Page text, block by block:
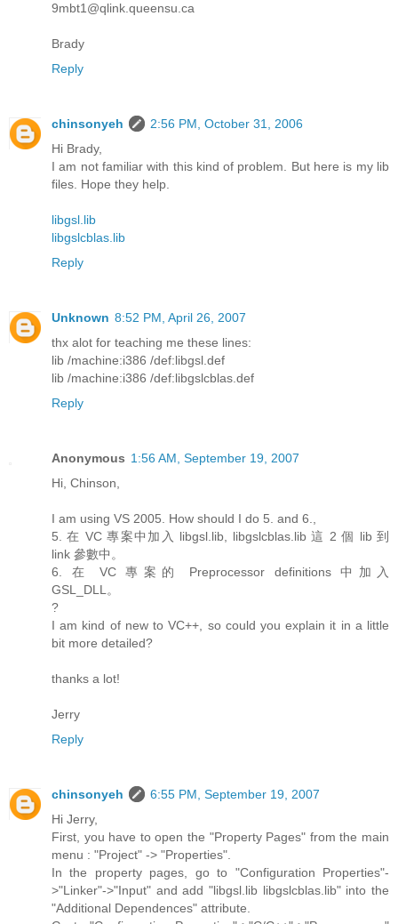
9mbt1@qlink.queensu.ca
Brady
Reply
chinsonyeh
2:56 PM, October 31, 2006
Hi Brady,
I am not familiar with this kind of problem. But here is my lib
files. Hope they help.
libgsl.lib
libgslcblas.lib
Reply
Unknown 8:52 PM, April 26, 2007
thx alot for teaching me these lines:
lib /machine:i386 /def:libgsl.def
lib /machine:i386 /def:libgslcblas.def
Reply
Anonymous 1:56 AM, September 19, 2007
Hi, Chinson,
I am using VS 2005. How should I do 5. and 6.,
5. 在 VC 專案中加入 libgsl.lib, libgslcblas.lib 這 2 個 lib 到
link 參數中。
6. 在 VC 專案的 Preprocessor definitions 中加入
GSL_DLL。
?
I am kind of new to VC++, so could you explain it in a little
bit more detailed?
thanks a lot!
Jerry
Reply
chinsonyeh
6:55 PM, September 19, 2007
Hi Jerry,
First, you have to open the "Property Pages" from the main
menu : "Project" -> "Properties".
In the property pages, go to "Configuration Properties"-
>"Linker"->"Input" and add "libgsl.lib libgslcblas.lib" into the
"Additional Dependences" attribute.